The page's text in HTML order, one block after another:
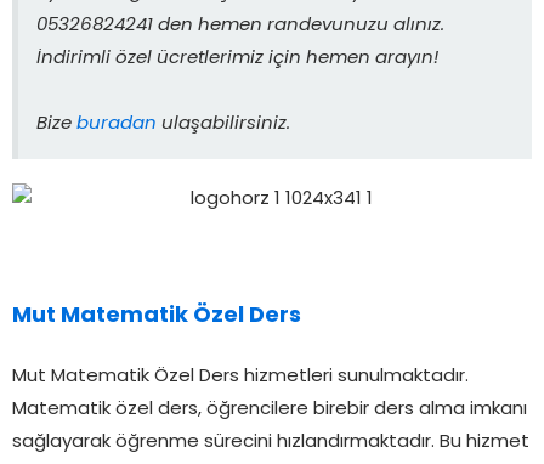
05326824241 den hemen randevunuzu alınız.
İndirimli özel ücretlerimiz için hemen arayın!
Bize buradan ulaşabilirsiniz.
Mut Matematik Özel Ders
Mut Matematik Özel Ders hizmetleri sunulmaktadır.
Matematik özel ders, öğrencilere birebir ders alma imkanı
sağlayarak öğrenme sürecini hızlandırmaktadır. Bu hizmet